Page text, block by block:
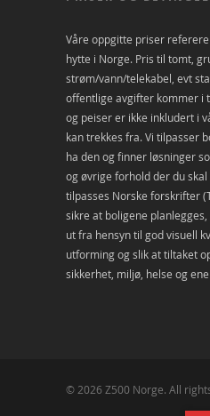
Våre oppgitte priser
hytte i Norge. Pris til tomt,
strøm/vann/telekabel, evt
offentlige avgifter kommer i
og peiser er ikke inkludert i
kan trekkes fra. Vi tilpasser
ha den og finner løsninger
og øvrige forhold der du skal
tilpasses Norske forskrifter
sikre at boligene
ut fra hensyn til god visuell
utforming og slik at tiltaket
sikkerhet, miljø, helse og
© 2026 Z500 Norge. All